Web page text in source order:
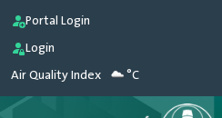
Portal Login
Login
Air Quality Index
°C